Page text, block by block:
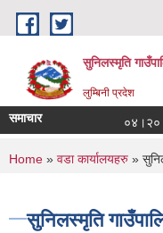
Skip to main content
सुनिलस्मृति
लुम्बिनी प्रदेश
समाचार ०४।२०
You are here
Home » वडा कार्यालयहरु »
सुनिलस्मृति